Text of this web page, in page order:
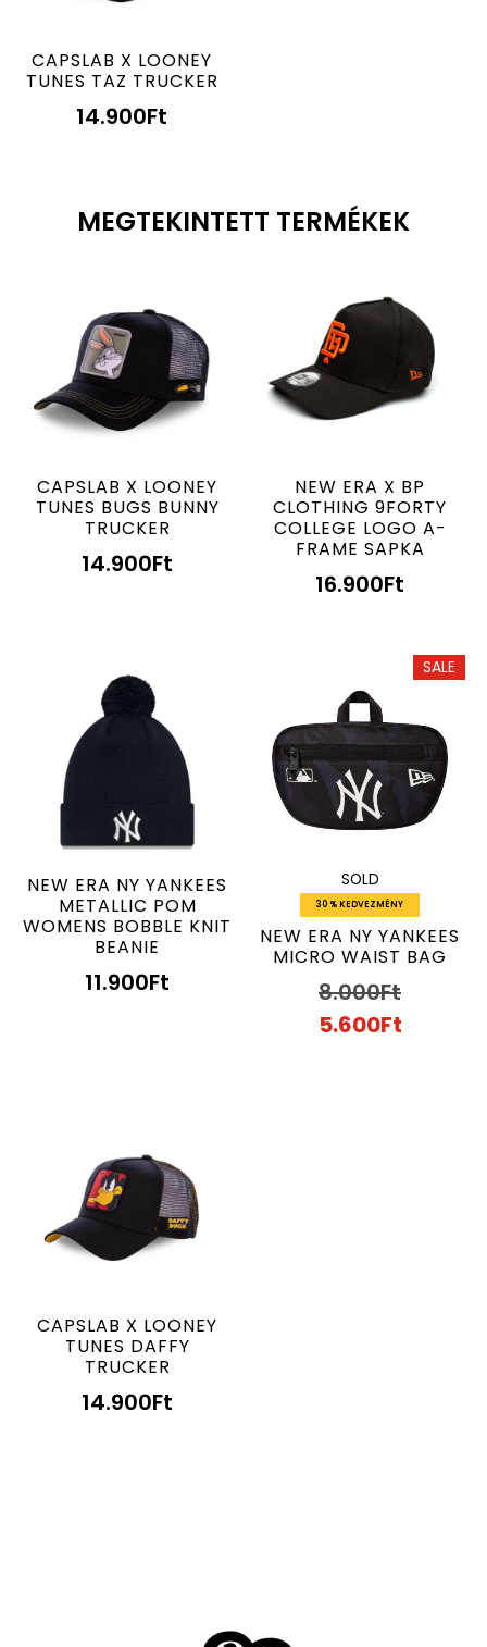
CAPSLAB X LOONEY
TUNES TAZ TRUCKER
14.900Ft
MEGTEKINTETT TERMÉKEK
CAPSLAB X LOONEY
TUNES BUGS BUNNY
TRUCKER
14.900Ft
NEW ERA X BP
CLOTHING 9FORTY
COLLEGE LOGO A-
FRAME SAPKA
16.900Ft
NEW ERA NY YANKEES
METALLIC POM
WOMENS BOBBLE KNIT
BEANIE
11.900Ft
SALE
SOLD
30 % KEDVEZMÉNY
NEW ERA NY YANKEES
MICRO WAIST BAG
8.000Ft
5.600Ft
CAPSLAB X LOONEY
TUNES DAFFY
TRUCKER
14.900Ft